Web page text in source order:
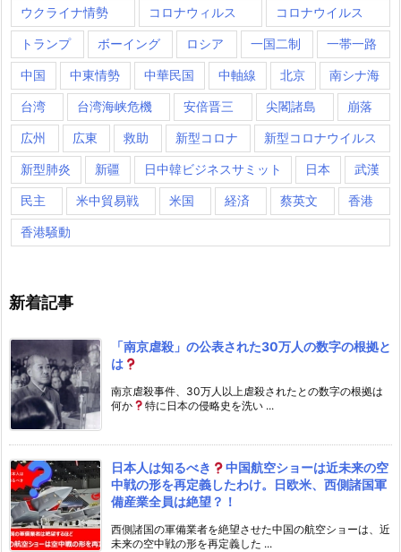
ウクライナ情勢 コロナウィルス コロナウイルス
トランプ ボーイング ロシア 一国二制 一帯一路
中国 中東情勢 中華民国 中軸線 北京 南シナ海
台湾 台湾海峡危機 安倍晋三 尖閣諸島 崩落
広州 広東 救助 新型コロナ 新型コロナウイルス
新型肺炎 新疆 日中韓ビジネスサミット 日本 武漢
民主 米中貿易戦 米国 経済 蔡英文 香港
香港騒動
新着記事
「南京虐殺」の公表された30万人の数字の根拠と
は
南京虐殺事件、30万人以上虐殺されたとの数字の根拠は
何か
特に日本の侵略史を洗い ...
日本人は知るべき
中国航空ショーは近未来の空
中戦の形を再定義したわけ。日欧米、西側諸国軍
備産業全員は絶望？！
西側諸国の軍備業者を絶望させた中国の航空ショーは、近
未来の空中戦の形を再定義した ...